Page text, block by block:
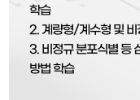
학습
2. 계량형/계수형 및
3. 비정규 분포식별 등
방법 학습